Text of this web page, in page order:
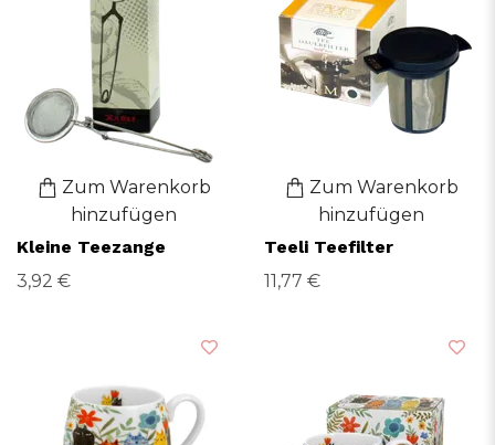
Zum Warenkorb
hinzufügen
Kleine Teezange
3,92 €
Zum Warenkorb
hinzufügen
Teeli Teefilter
11,77 €